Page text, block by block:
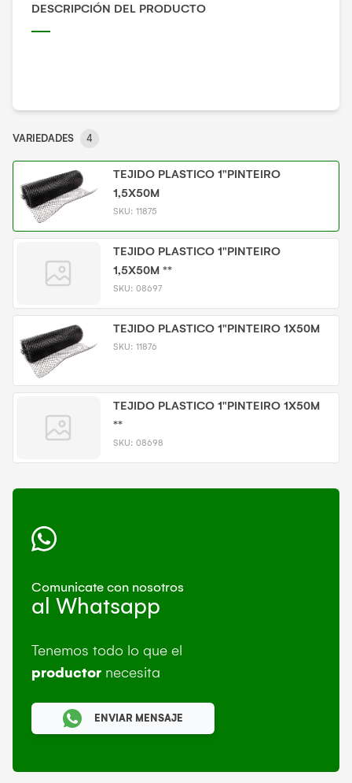
DESCRIPCIÓN DEL PRODUCTO
VARIEDADES 4
TEJIDO PLASTICO 1"PINTEIRO
1,5X50M
SKU: 11875
TEJIDO PLASTICO 1"PINTEIRO
1,5X50M **
SKU: 08697
TEJIDO PLASTICO 1"PINTEIRO 1X50M
SKU: 11876
TEJIDO PLASTICO 1"PINTEIRO 1X50M
**
SKU: 08698
Comunicate con nosotros
al Whatsapp
Tenemos todo lo que el
productor necesita
ENVIAR MENSAJE